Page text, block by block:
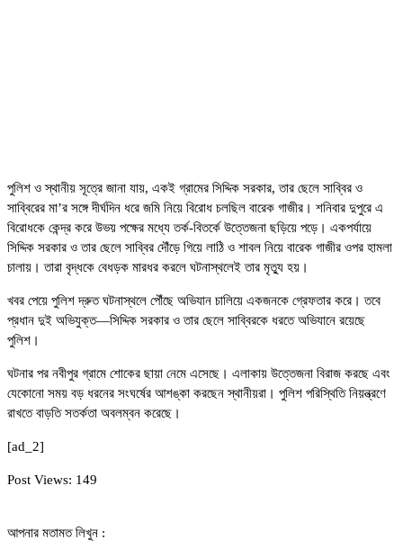
পুলিশ ও স্থানীয় সূত্রে জানা যায়, একই গ্রামের সিদ্দিক সরকার, তার ছেলে সাব্বির ও
সাব্বিরের মা’র সঙ্গে দীর্ঘদিন ধরে জমি নিয়ে বিরোধ চলছিল বারেক গাজীর। শনিবার দুপুরে এ
বিরোধকে কেন্দ্র করে উভয় পক্ষের মধ্যে তর্ক-বিতর্কে উত্তেজনা ছড়িয়ে পড়ে। একপর্যায়ে
সিদ্দিক সরকার ও তার ছেলে সাব্বির দৌঁড়ে গিয়ে লাঠি ও শাবল নিয়ে বারেক গাজীর ওপর হামলা
চালায়। তারা বৃদ্ধকে বেধড়ক মারধর করলে ঘটনাস্থলেই তার মৃত্যু হয়।
খবর পেয়ে পুলিশ দ্রুত ঘটনাস্থলে পৌঁছে অভিযান চালিয়ে একজনকে গ্রেফতার করে। তবে
প্রধান দুই অভিযুক্ত—সিদ্দিক সরকার ও তার ছেলে সাব্বিরকে ধরতে অভিযানে রয়েছে
পুলিশ।
ঘটনার পর নবীপুর গ্রামে শোকের ছায়া নেমে এসেছে। এলাকায় উত্তেজনা বিরাজ করছে এবং
যেকোনো সময় বড় ধরনের সংঘর্ষের আশঙ্কা করছেন স্থানীয়রা। পুলিশ পরিস্থিতি নিয়ন্ত্রণে
রাখতে বাড়তি সতর্কতা অবলম্বন করেছে।
[ad_2]
Post Views: 149
আপনার মতামত লিখুন :